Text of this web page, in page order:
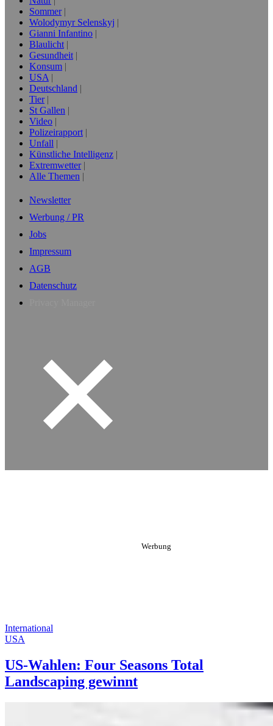
Sommer
Wolodymyr Selenskyj
Gianni Infantino
Blaulicht
Gesundheit
Konsum
USA
Deutschland
Tier
St Gallen
Video
Polizeirapport
Unfall
Künstliche Intelligenz
Extremwetter
Alle Themen
Newsletter
Werbung / PR
Jobs
Impressum
AGB
Datenschutz
International
USA
US-Wahlen: Four Seasons Total
Landscaping gewinnt